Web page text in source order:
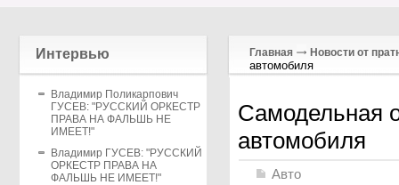
Интервью
Владимир Поликарпович
ГУСЕВ: "РУССКИЙ ОРКЕСТР
ПРАВА НА ФАЛЬШЬ НЕ
ИМЕЕТ!"
Владимир ГУСЕВ: "РУССКИЙ
ОРКЕСТР ПРАВА НА
ФАЛЬШЬ НЕ ИМЕЕТ!"
Главная Новости от
автомобиля
Самодельная
автомобиля
Авто